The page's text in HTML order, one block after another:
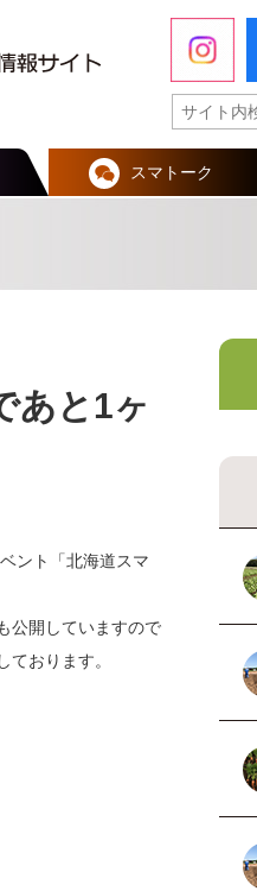
スマトーク
あと1ヶ
ント「北海道スマ
公開していますので
ております。